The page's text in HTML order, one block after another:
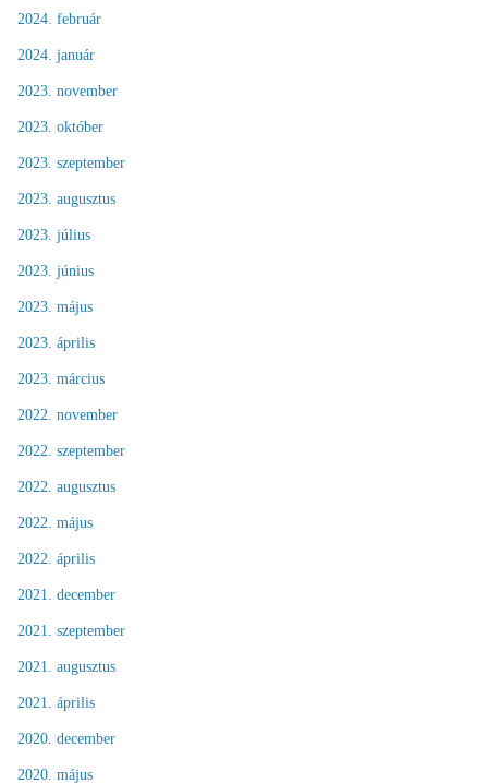
2024. február
2024. január
2023. november
2023. október
2023. szeptember
2023. augusztus
2023. július
2023. június
2023. május
2023. április
2023. március
2022. november
2022. szeptember
2022. augusztus
2022. május
2022. április
2021. december
2021. szeptember
2021. augusztus
2021. április
2020. december
2020. május